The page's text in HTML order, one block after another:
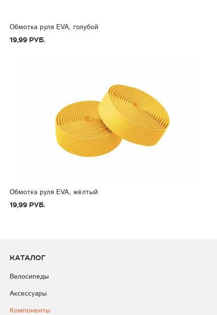
Обмотка руля EVA, голубой
19,99 руб.
Обмотка руля EVA, жёлтый
19,99 руб.
Каталог
Велосипеды
Аксессуары
Компоненты